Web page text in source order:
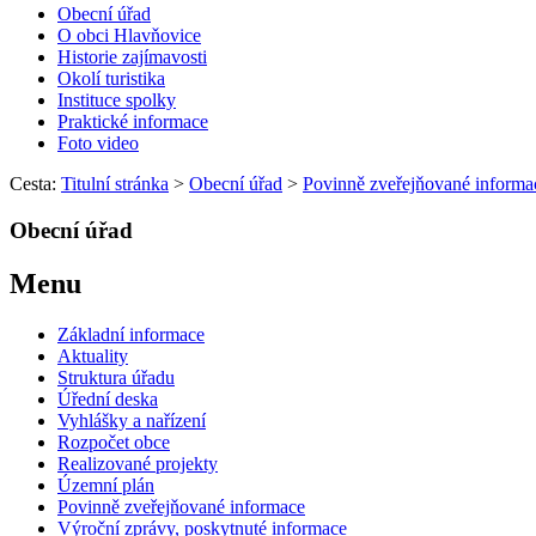
Obecní úřad
O obci Hlavňovice
Historie zajímavosti
Okolí turistika
Instituce spolky
Praktické informace
Foto video
Cesta: Titulní stránka > Obecní úřad > Povinně zveřejňované
Obecní úřad
Menu
Základní informace
Aktuality
Struktura úřadu
Úřední deska
Vyhlášky a nařízení
Rozpočet obce
Realizované projekty
Územní plán
Povinně zveřejňované informace
Výroční zprávy, poskytnuté informace